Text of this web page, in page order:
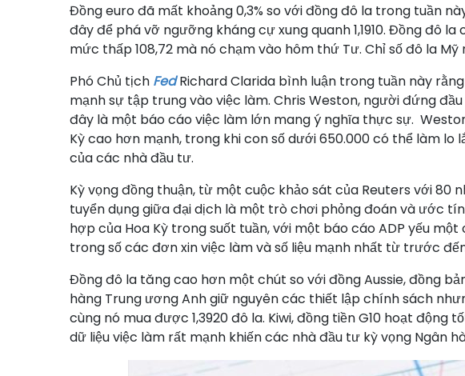
Đồng euro đã mất khoảng 0,3% so với đồng đô la trong tuần
đây để phá vỡ ngưỡng kháng cự xung quanh 1,1910. Đồng đô
mức thấp 108,72 mà nó chạm vào hôm thứ Tư. Chỉ số đô la
Phó Chủ tịch FedRichard Clarida bình luận trong tuần này
mạnh sự tập trung vào việc làm. Chris Weston, người đứng
đây là một báo cáo việc làm lớn mang ý nghĩa thực sự.
Kỳ cao hơn mạnh, trong khi con số dưới 650.000 có thể làm
của các nhà đầu tư.
Kỳ vọng đồng thuận, từ một cuộc khảo sát của Reuters với
tuyển dụng giữa đại dịch là một trò chơi phỏng đoán và ước
hợp của Hoa Kỳ trong suốt tuần, với một báo cáo ADP yếu
trong số các đơn xin việc làm và số liệu mạnh nhất từ ​​trước
Đồng đô la tăng cao hơn một chút so với đồng Aussie, đồng
hàng Trung ương Anh giữ nguyên các thiết lập chính sách
cùng nó mua được 1,3920 đô la. Kiwi, đồng tiền G10 hoạt
dữ liệu việc làm rất mạnh khiến các nhà đầu tư kỳ vọng Ngân